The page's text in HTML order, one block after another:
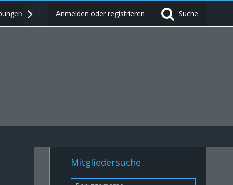
FORUM NEWS
Anmelden oder registrieren Suche
Mitgliedersuche